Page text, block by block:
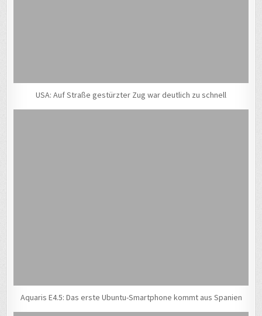
USA: Auf Straße gestürzter Zug war deutlich zu schnell
Aquaris E4.5: Das erste Ubuntu-Smartphone kommt aus Spanien